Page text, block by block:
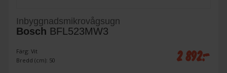
Inbyggnadsmikrovågsugn
Bosch BFL523MW3
Färg: Vit
Bredd (cm): 50
2 892:-